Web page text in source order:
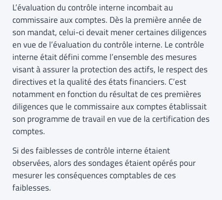
L’évaluation du contrôle interne incombait au
commissaire aux comptes. Dès la première année de
son mandat, celui-ci devait mener certaines diligences
en vue de l’évaluation du contrôle interne. Le contrôle
interne était défini comme l’ensemble des mesures
visant à assurer la protection des actifs, le respect des
directives et la qualité des états financiers. C’est
notamment en fonction du résultat de ces premières
diligences que le commissaire aux comptes établissait
son programme de travail en vue de la certification des
comptes.
Si des faiblesses de contrôle interne étaient
observées, alors des sondages étaient opérés pour
mesurer les conséquences comptables de ces
faiblesses.